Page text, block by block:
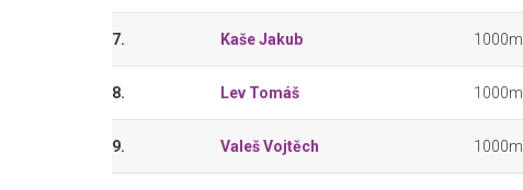
7. Kaše Jakub 1000m
8. Lev Tomáš 1000m
9. Valeš Vojtěch 1000m